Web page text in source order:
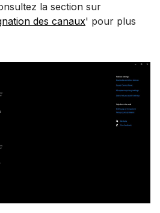
la section sur
des canaux' pour plus